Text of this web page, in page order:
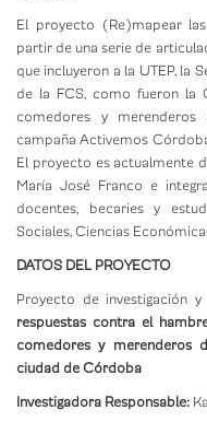
El proyecto (Re)mapear
partir de una serie de
que incluyeron a la UTEP, la
de la FCS, como fueron la
comedores y
campaña Activemos
El proyecto es actualmente
María José Franco e
docentes, becaries y
Sociales, Ciencias
DATOS DEL PROYECTO
Proyecto de investigación
respuestas contra el
comedores y merenderos
ciudad de Córdoba
Investigadora Responsable: